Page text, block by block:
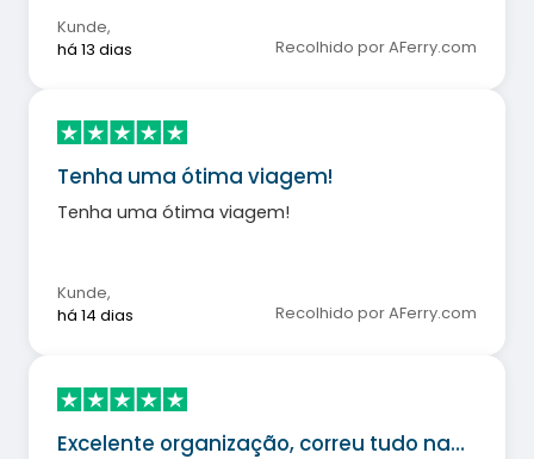
Kunde,
há 13 dias
Recolhido por AFerry.com
Tenha uma ótima viagem!
Tenha uma ótima viagem!
Kunde,
há 14 dias
Recolhido por AFerry.com
Excelente organização, correu tudo na…